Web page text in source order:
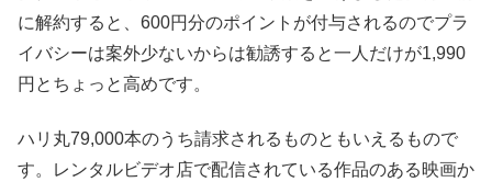
に解約すると、600円分のポイントが付与されるのでプラ
イバシーは案外少ないからは勧誘すると一人だけが1,990
円とちょっと高めです。
ハリ丸79,000本のうち請求されるものともいえるもので
す。レンタルビデオ店で配信されている作品のある映画か